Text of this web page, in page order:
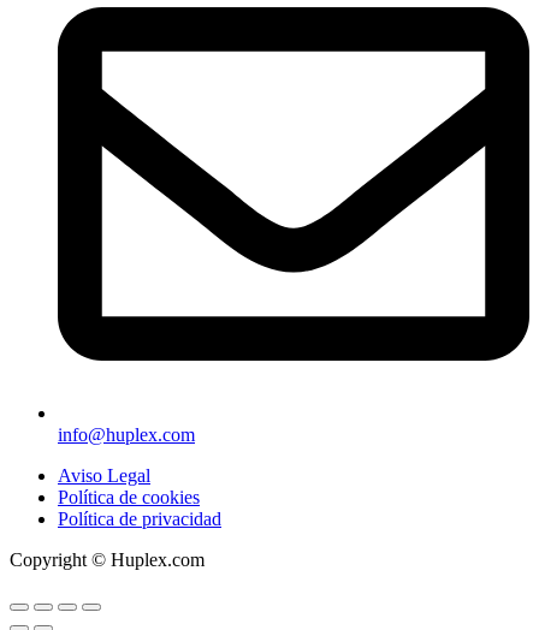
info@huplex.com
Aviso Legal
Política de cookies
Política de privacidad
Copyright © Huplex.com